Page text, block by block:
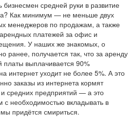
средней руки в развитие
Как минимум — не меньше двух
менеджеров по продажам, а также
платежей за офис и
У наших же знакомых, о
ранее, получается так, что за аренду
платы выплачивается 90%
интернет уходит не более 5%. А это
заказы из интернета кормят
средних предприятий — а это
с необходимостью вкладывать в
придётся смириться.